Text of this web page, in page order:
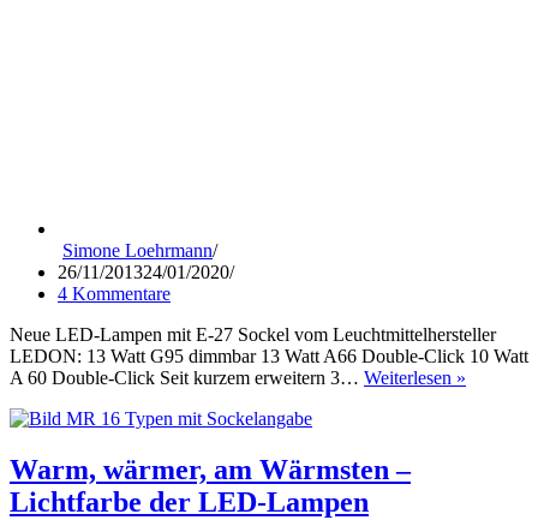
Simone Loehrmann
26/11/201324/01/2020
4 Kommentare
Neue LED-Lampen mit E-27 Sockel vom Leuchtmittelhersteller
LEDON: 13 Watt G95 dimmbar 13 Watt A66 Double-Click 10 Watt
A 60 Double-Click Seit kurzem erweitern 3… Weiterlesen »
Warm, wärmer, am Wärmsten –
Lichtfarbe der LED-Lampen